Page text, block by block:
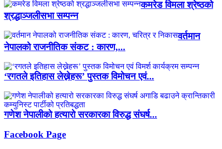
कमरेड विमला श्रेष्ठको
श्रद्धाञ्जलीसभा सम्पन्न
वर्तमान
नेपालको राजनीतिक संकट : कारण,...
‘रगतले इतिहास लेख्नेहरू’ पुस्तक विमोचन एवं...
गणेश नेपालीको हत्यारो सरकारका विरुद्ध संघर्ष...
Facebook Page